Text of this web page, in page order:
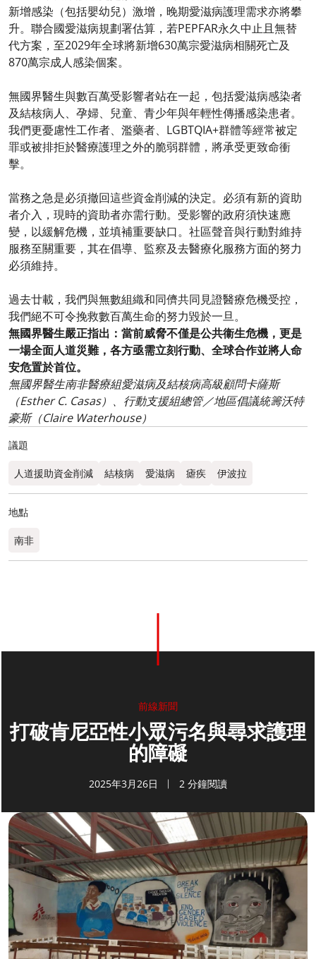
新增感染（包括嬰幼兒）激增，晚期愛滋病護理需求亦將攀
升。聯合國愛滋病規劃署估算，若PEPFAR永久中止且無替
代方案，至2029年全球將新增630萬宗愛滋病相關死亡及
870萬宗成人感染個案。
無國界醫生與數百萬受影響者站在一起，包括愛滋病感染者
及結核病人、孕婦、兒童、青少年與年輕性傳播感染患者。
我們更憂慮性工作者、濫藥者、LGBTQIA+群體等經常被定
罪或被排拒於醫療護理之外的脆弱群體，將承受更致命衝
擊。
當務之急是必須撤回這些資金削減的決定。必須有新的資助
者介入，現時的資助者亦需行動。受影響的政府須快速應
變，以緩解危機，並填補重要缺口。社區聲音與行動對維持
服務至關重要，其在倡導、監察及去醫療化服務方面的努力
必須維持。
過去廿載，我們與無數組織和同儕共同見證醫療危機受控，
我們絕不可令挽救數百萬生命的努力毀於一旦。
無國界醫生嚴正指出：當前威脅不僅是公共衞生危機，更是
一場全面人道災難，各方亟需立刻行動、全球合作並將人命
安危置於首位。
無國界醫生南非醫療組愛滋病及結核病高級顧問卡薩斯
（Esther C. Casas）、行動支援組總管／地區倡議統籌沃特
豪斯（Claire Waterhouse）
議題
人道援助資金削減 結核病 愛滋病 瘧疾 伊波拉
地點
南非
前線新聞
打破肯尼亞性小眾污名與尋求護理
的障礙
2025年3月26日 2 分鐘閱讀